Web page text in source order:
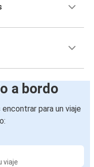
a bordo
para un viaje
viaje